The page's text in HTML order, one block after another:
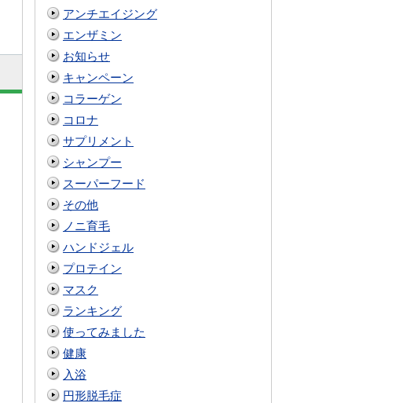
アンチエイジング
エンザミン
お知らせ
キャンペーン
コラーゲン
コロナ
サプリメント
シャンプー
スーパーフード
その他
ノニ育毛
ハンドジェル
プロテイン
マスク
ランキング
使ってみました
健康
入浴
円形脱毛症